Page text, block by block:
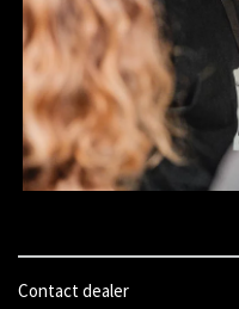
Contact dealer